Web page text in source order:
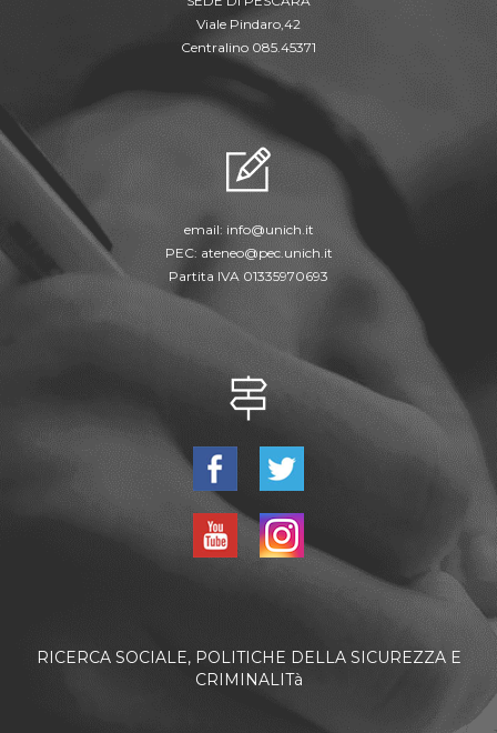
Viale Pindaro,42
Centralino 085.45371
email: info@unich.it
PEC: ateneo@pec.unich.it
Partita IVA 01335970693
RICERCA SOCIALE, POLITICHE DELLA SICUREZZA E
CRIMINALITà